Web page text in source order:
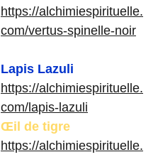
https://alchimiespirituelle.
com/vertus-spinelle-noir
Lapis Lazuli
https://alchimiespirituelle.
com/lapis-lazuli
Œil de tigre
https://alchimiespirituelle.